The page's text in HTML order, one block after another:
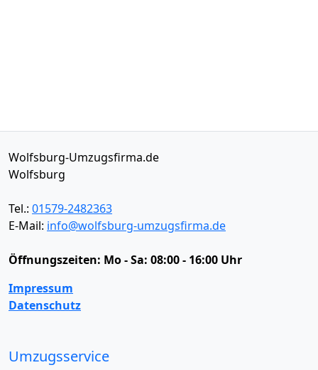
Wolfsburg-Umzugsfirma.de
Wolfsburg
Tel.: 01579-2482363
E-Mail: info@wolfsburg-umzugsfirma.de
Öffnungszeiten: Mo - Sa: 08:00 - 16:00 Uhr
Impressum
Datenschutz
Umzugsservice